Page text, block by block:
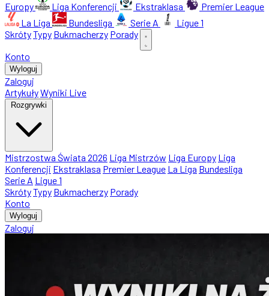
Europy
Liga Konferencji Ekstraklasa
Premier League
La Liga
Bundesliga Serie A
Ligue 1
SkrótyTypy Bukmacherzy Porady
Konto
Wyloguj
Zaloguj
ArtykułyWyniki Live
Rozgrywki
Mistrzostwa Świata 2026 Liga Mistrzów Liga Europy Liga
Konferencji Ekstraklasa Premier League La Liga Bundesliga
Serie A Ligue 1
SkrótyTypy Bukmacherzy Porady
Konto
Wyloguj
Zaloguj